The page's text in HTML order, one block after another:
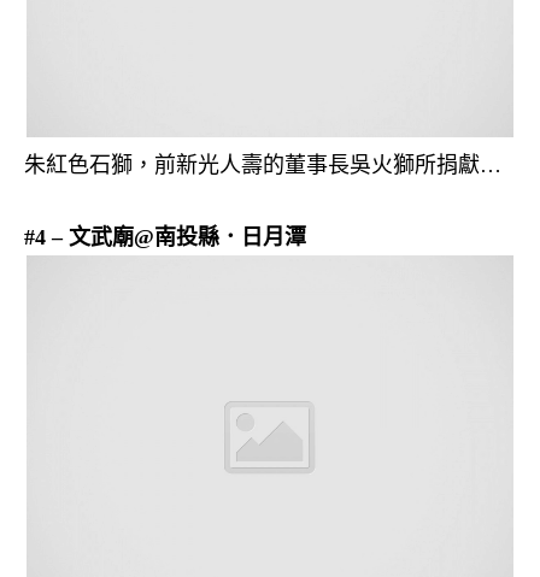
朱紅色石獅，前新光人壽的董事長吳火獅所捐獻…
#4 – 文武廟@南投縣．日月潭